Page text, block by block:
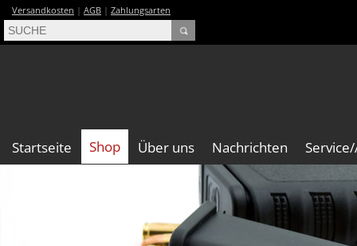
Versandkosten | AGB | Zahlungsarten
Startseite Shop Über uns Nachrichten